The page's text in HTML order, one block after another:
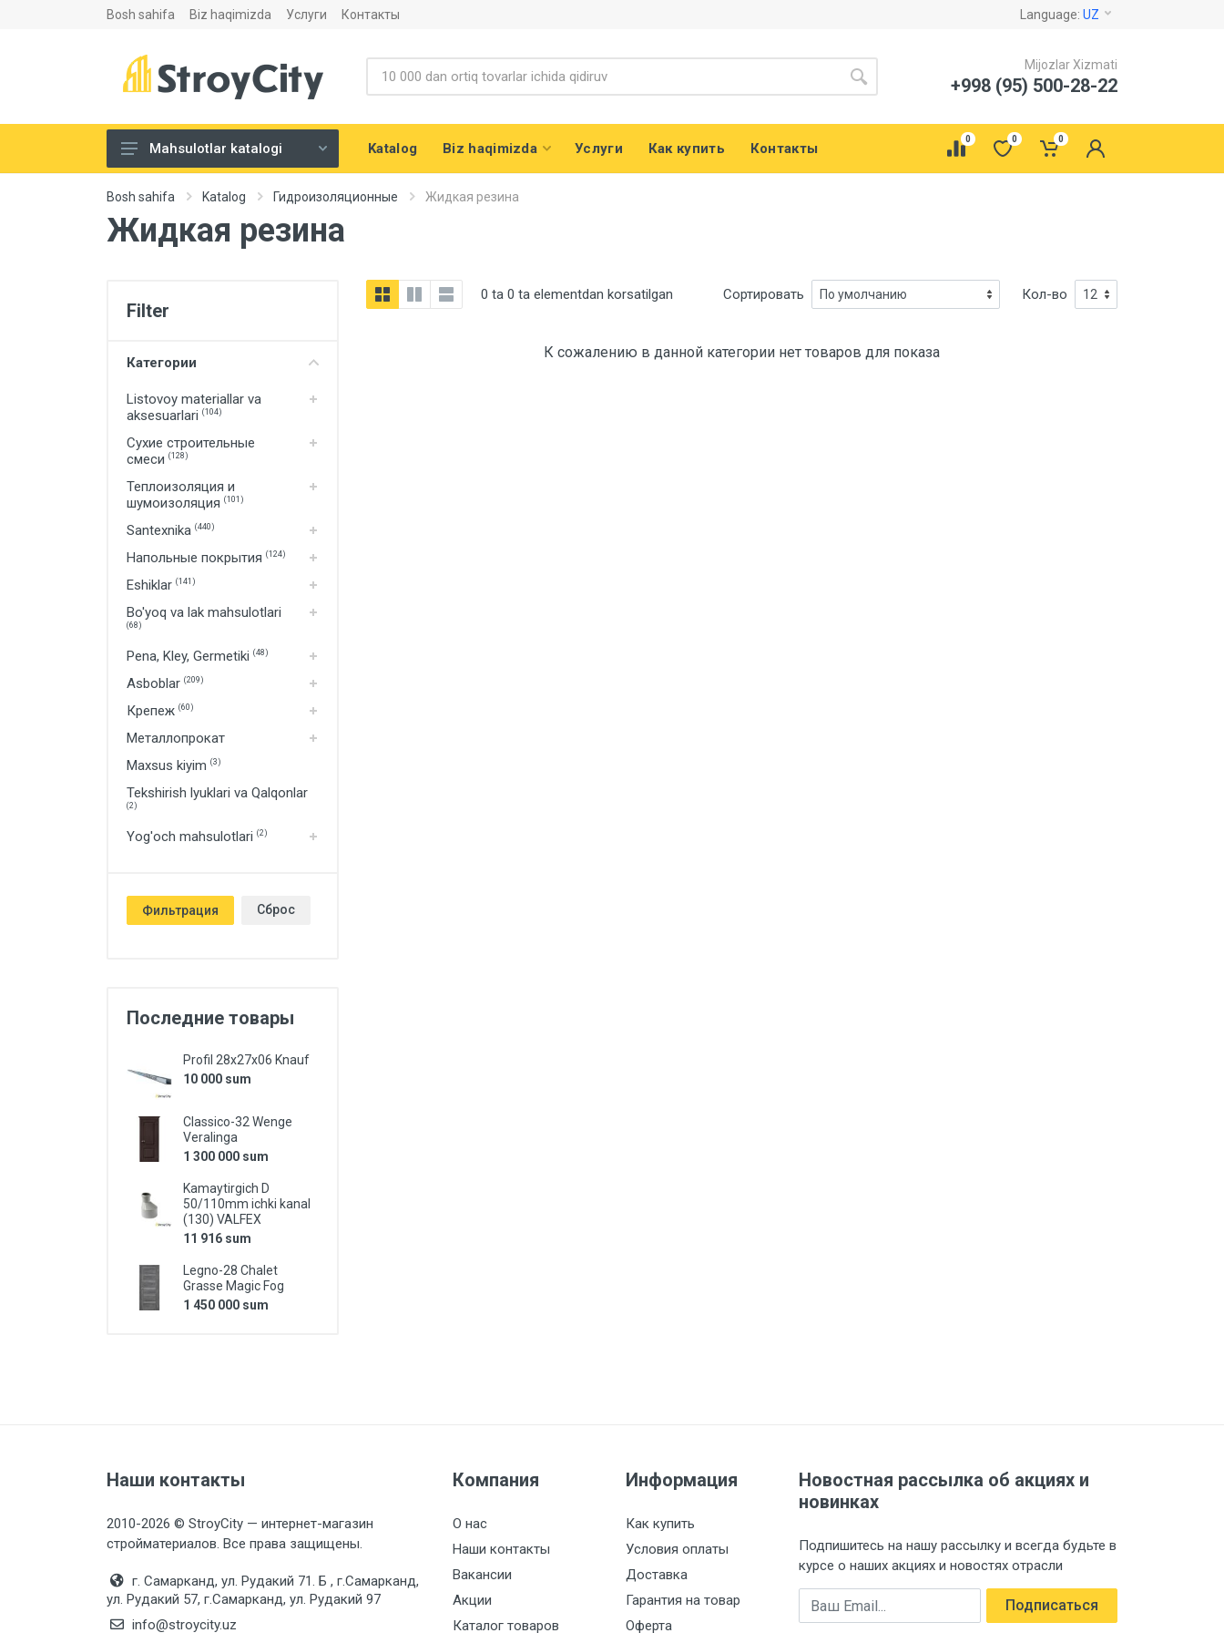
Bosh sahifa Biz haqimizda Услуги Контакты Language: UZ
Mijozlar Xizmati
+998 (95) 500-28-22
Listovoy materiallar va
aksesuarlari
Сухие строительные смеси
Santexnika
Bo'yoq va lak mahsulotlari
Pena, Kley, Germetiki
Asboblar
Крепеж
Mahsulotlar katalogi Katalog Biz haqimizda Услуги Как купить Контакты
0 0 0
Bosh sahifa Katalog Гидроизоляционные Жидкая резина
Жидкая резина
Filter
Категории
Listovoy materiallar va
aksesuarlari (104)
Сухие строительные
смеси (128)
Теплоизоляция и
шумоизоляция (101)
Santexnika (440)
Напольные покрытия (124)
Eshiklar (141)
Bo'yoq va lak mahsulotlari
(68)
Pena, Kley, Germetiki (48)
Asboblar (209)
Крепеж (60)
Металлопрокат
Maxsus kiyim (3)
Tekshirish lyuklari va Qalqonlar
(2)
Yog'och mahsulotlari (2)
Фильтрация Сброс
Последние товары
Profil 28x27x06 Knauf
10 000 sum
Classico-32 Wenge
Veralinga
1 300 000 sum
Kamaytirgich D
50/110mm ichki kanal
(130) VALFEX
11 916 sum
Legno-28 Chalet
Grasse Magic Fog
1 450 000 sum
0 ta 0 ta elementdan korsatilgan Сортировать Кол-во
К сожалению в данной категории нет товаров для показа
Наши контакты
2010-2026 © StroyCity — интернет-магазин
стройматериалов. Все права защищены.
г. Самарканд, ул. Рудакий 71. Б , г.Самарканд,
ул. Рудакий 57, г.Самарканд, ул. Рудакий 97
info@stroycity.uz
Компания
О нас
Наши контакты
Вакансии
Акции
Каталог товаров
Информация
Как купить
Условия оплаты
Доставка
Гарантия на товар
Оферта
Новостная рассылка об акциях и
новинках
Подпишитесь на нашу рассылку и всегда будьте в
курсе о наших акциях и новостях отрасли
Email Подписаться